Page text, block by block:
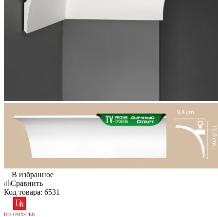
В избранное
Сравнить
Код товара: 6531